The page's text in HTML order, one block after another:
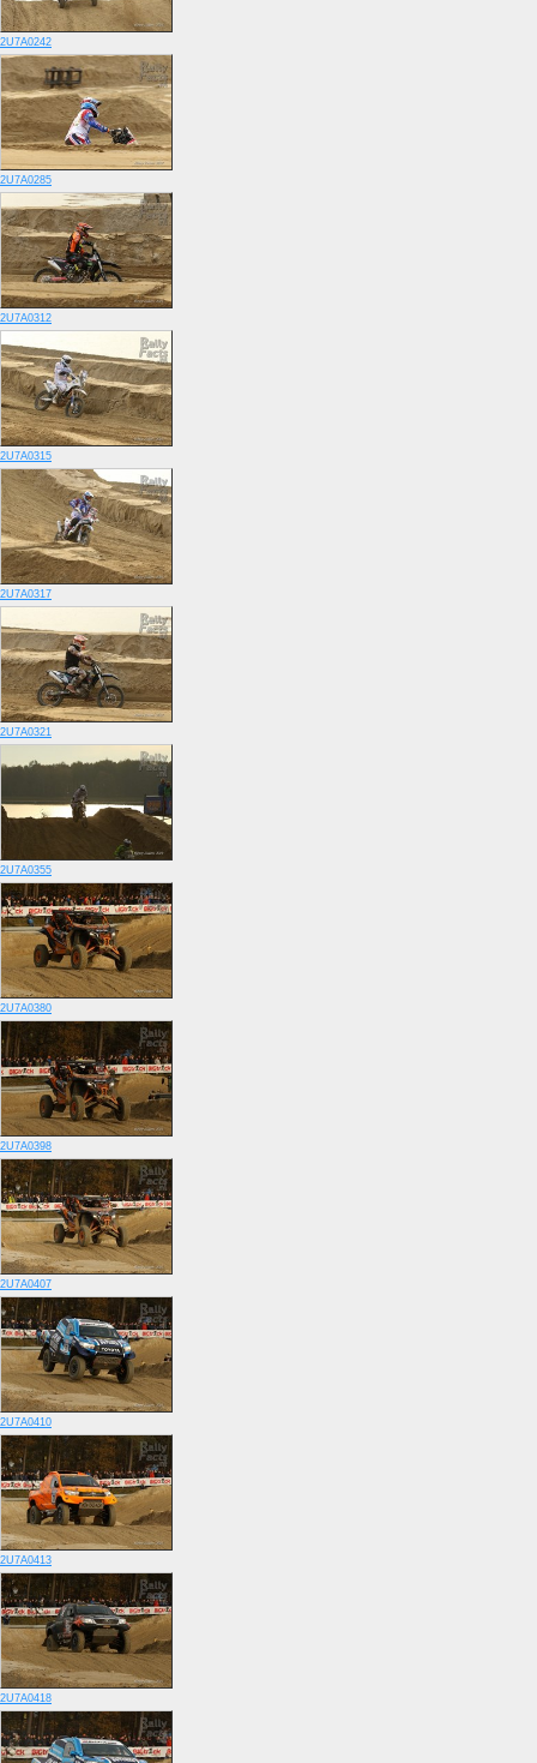
2U7A0242
2U7A0285
2U7A0312
2U7A0315
2U7A0317
2U7A0321
2U7A0355
2U7A0380
2U7A0398
2U7A0407
2U7A0410
2U7A0413
2U7A0418